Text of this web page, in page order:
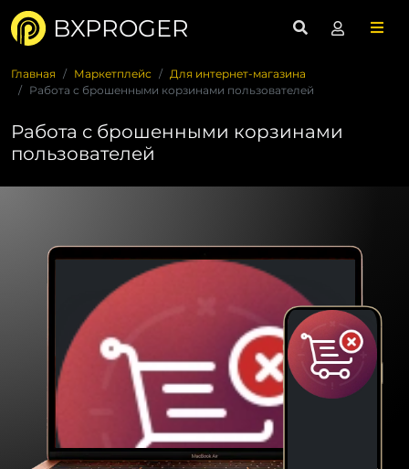
BXPROGER
Главная Маркетплейс
Для интернет-магазина
Работа с брошенными корзинами пользователей
Работа с брошенными корзинами
пользователей